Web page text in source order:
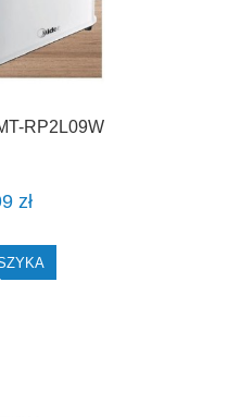
RP2L09W
zł